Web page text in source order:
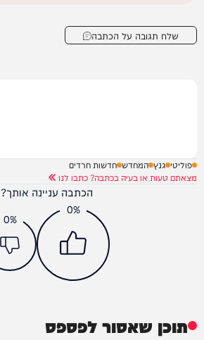
שלח תגובה על הכתבה
פוליטי גנץ המחדש חדשות חרדים
מצאתם טעות או בעיה בכתבה? כתבו לנו
הכתבה עניינה אותך?
0%
0%
תוכן שאסור לפספס